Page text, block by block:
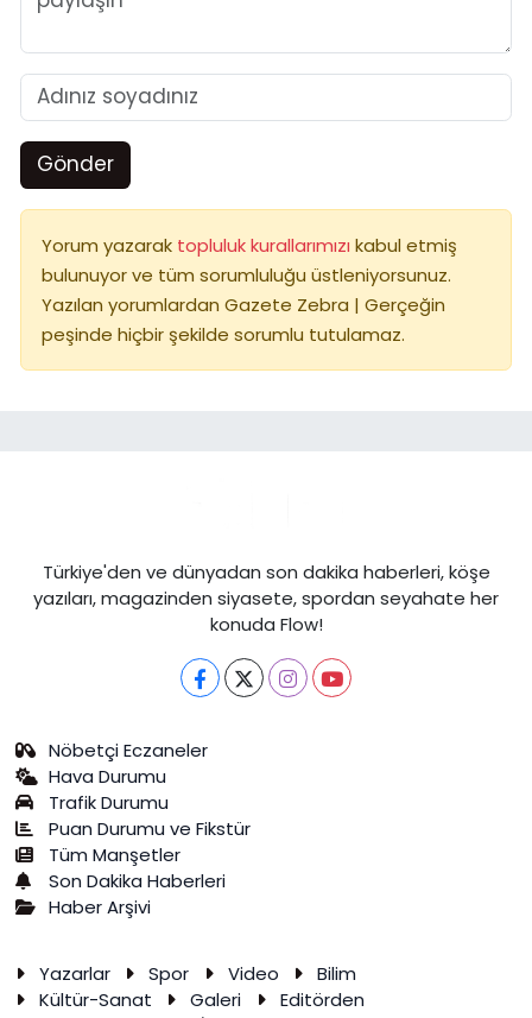
Gönder
Yorum yazarak topluluk kurallarımızı kabul etmiş
bulunuyor ve tüm sorumluluğu üstleniyorsunuz.
Yazılan yorumlardan Gazete Zebra | Gerçeğin
peşinde hiçbir şekilde sorumlu tutulamaz.
Türkiye'den ve dünyadan son dakika haberleri, köşe
yazıları, magazinden siyasete, spordan seyahate her
konuda Flow!
Nöbetçi Eczaneler
Hava Durumu
Trafik Durumu
Puan Durumu ve Fikstür
Tüm Manşetler
Son Dakika Haberleri
Haber Arşivi
Yazarlar Spor Video
Bilim
Kültür-Sanat
Galeri
Editörden